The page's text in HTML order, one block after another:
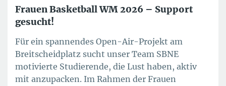
Frauen Basketball WM 2026 – Support
gesucht!
Für ein spannendes Open-Air-Projekt am
Breitscheidplatz sucht unser Team SBNE
motivierte Studierende, die Lust haben, aktiv
mit anzupacken. Im Rahmen der Frauen